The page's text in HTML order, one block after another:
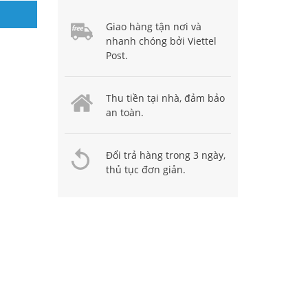
Giao hàng tận nơi và
nhanh chóng bởi Viettel
Post.
Thu tiền tại nhà, đảm bảo
an toàn.
Đổi trả hàng trong 3 ngày,
thủ tục đơn giản.